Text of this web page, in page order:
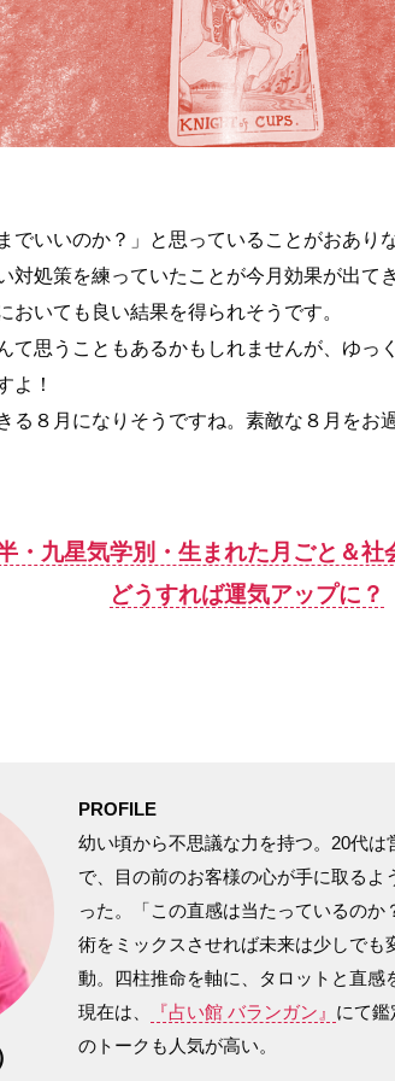
でいいのか？」と思っていることがおあり
対処策を練っていたことが今月効果が出て
おいても良い結果を得られそうです。
て思うこともあるかもしれませんが、ゆっ
よ！
る８月になりそうですね。素敵な８月をお
・九星気学別・生まれた月ごと＆社
どうすれば運気アップに？
PROFILE
幼い頃から不思議な力を持つ。20代
で、目の前のお客様の心が手に取る
った。「この直感は当たっているの
術をミックスさせれば未来は少しで
動。四柱推命を軸に、タロットと直感
現在は、
『占い館 バランガン』 にて鑑
のトークも人気が高い。